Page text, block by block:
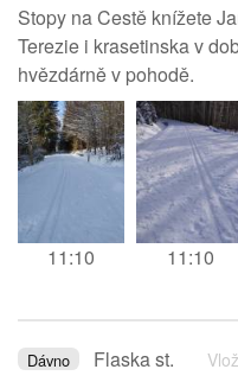
Stopy na Cestě knížete
Terezie i krasetinska v
hvězdárně v pohodě.
11:10 11:10
Dávno Flaska st.